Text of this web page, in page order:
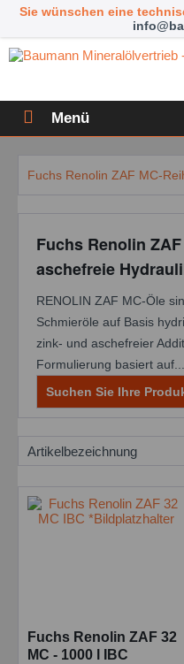
Sie wünschen eine
Menü
Fuchs Renolin ZAF MC-
Fuchs Renolin
aschefreie
RENOLIN ZAF MC-Öle
Schmieröle auf Basis
zink- und aschefreier
Formulierung basiert auf...
Suchen Sie Ihre
Fuchs Renolin ZAF 32
MC - 1000 l IBC